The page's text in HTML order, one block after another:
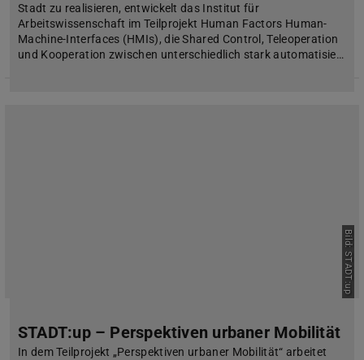
Stadt zu realisieren, entwickelt das Institut für
Arbeitswissenschaft im Teilprojekt Human Factors Human-
Machine-Interfaces (HMIs), die Shared Control, Teleoperation
und Kooperation zwischen unterschiedlich stark automatisie…
Bild: STADT:up
STADT:up – Perspektiven urbaner Mobilität
In dem Teilprojekt „Perspektiven urbaner Mobilität“ arbeitet